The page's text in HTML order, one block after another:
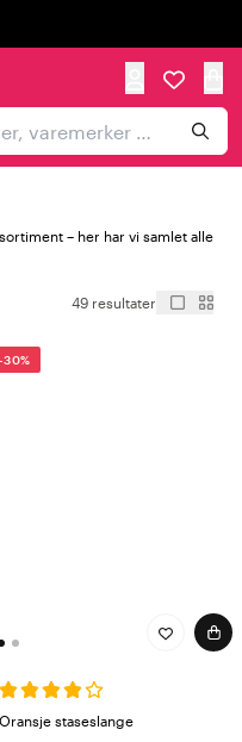
– her har vi samlet alle
49 resultater
-30%
Oransje staseslange